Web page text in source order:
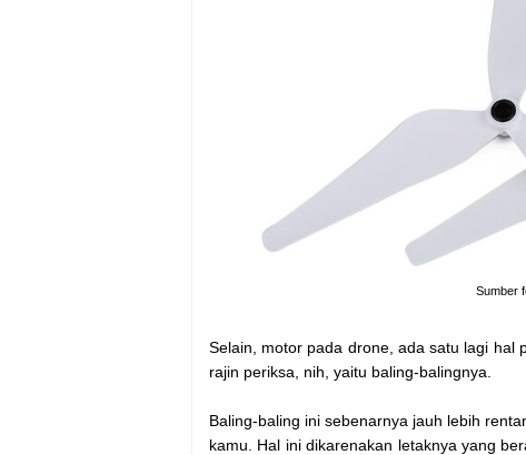
Sumber
Selain, motor pada drone, ada satu lagi hal
rajin periksa, nih, yaitu baling-balingnya.
Baling-baling ini sebenarnya jauh lebih
kamu. Hal ini dikarenakan letaknya yang